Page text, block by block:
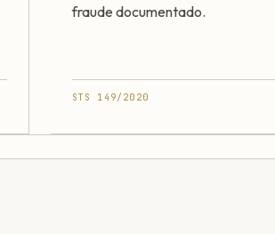
fraude documentado.
STS 149/2020